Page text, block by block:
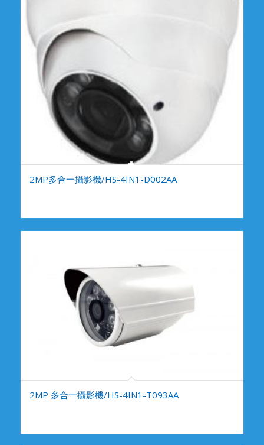
2MP多合一攝影機/HS-4IN1-D002AA
2MP 多合一攝影機/HS-4IN1-T093AA